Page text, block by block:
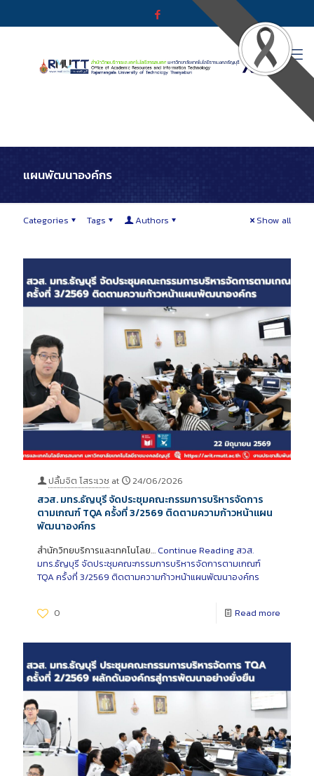
แผนพัฒนาองค์กร
Categories Tags Authors Show all
ปลื้มจิต โสระเวช at 24/06/2026
สวส. มทร.ธัญบุรี จัดประชุมคณะกรรมการบริหารจัดการ
ตามเกณฑ์ TQA ครั้งที่ 3/2569 ติดตามความก้าวหน้าแผน
พัฒนาองค์กร
สำนักวิทยบริการและเทคโนโลย… Continue Reading สวส.
มทร.ธัญบุรี จัดประชุมคณะกรรมการบริหารจัดการตามเกณฑ์
TQA ครั้งที่ 3/2569 ติดตามความก้าวหน้าแผนพัฒนาองค์กร
0 Read more